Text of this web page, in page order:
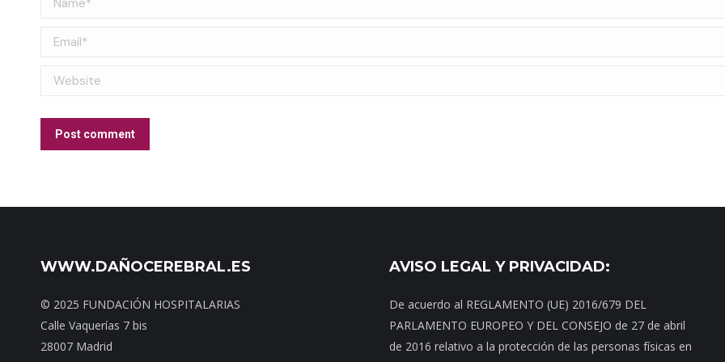
Email *
Website
Post comment
WWW.DAÑOCEREBRAL.ES
© 2025 FUNDACIÓN HOSPITALARIAS
Calle Vaquerías 7 bis
28007 Madrid
AVISO LEGAL Y PRIVACIDAD:
De acuerdo al REGLAMENTO (UE) 2016/679 DEL
PARLAMENTO EUROPEO Y DEL CONSEJO de 27 de abril
de 2016 relativo a la protección de las personas físicas en